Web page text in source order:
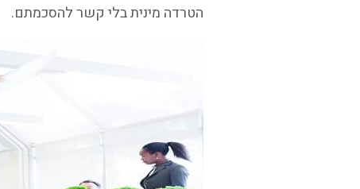
הטרדה מינית בלי קשר להסכמתם.